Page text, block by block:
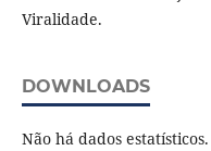
Viralidade.
DOWNLOADS
Não há dados estatísticos.